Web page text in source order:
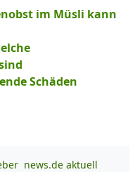
im Müsli kann
Schäden
news.de aktuell